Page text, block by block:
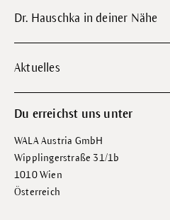
Dr. Hauschka in deiner Nähe
Aktuelles
Du erreichst uns unter
WALA Austria GmbH
Wipplingerstraße 31/1b
1010 Wien
Österreich